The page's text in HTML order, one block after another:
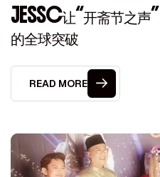
JESSC让“开斋节之声
的全球突破
READ MORE